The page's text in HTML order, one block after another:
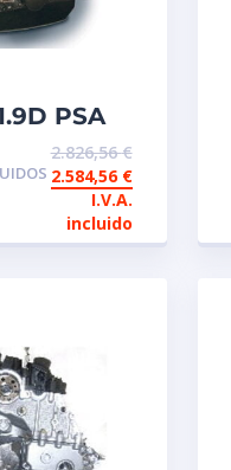
PSA
2.826,56€
2.584,56 €
I.V.A.
incluido